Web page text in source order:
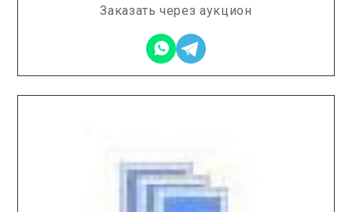
Заказать через аукцион